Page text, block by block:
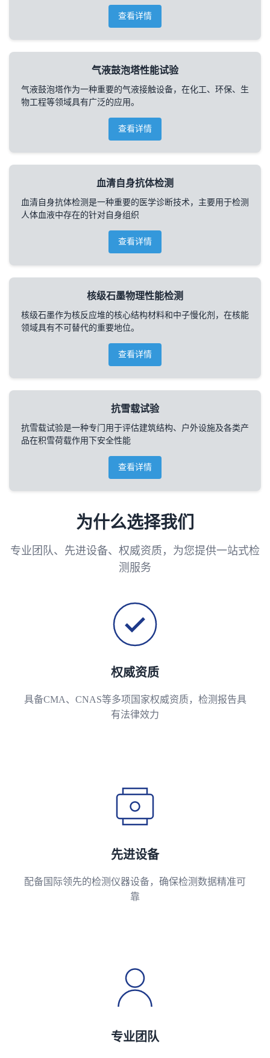
查看详情
气液鼓泡塔性能试验
气液鼓泡塔作为一种重要的气液接触设备，在化工、环保、生
物工程等领域具有广泛的应用。
查看详情
血清自身抗体检测
血清自身抗体检测是一种重要的医学诊断技术，主要用于检测
人体血液中存在的针对自身组织
查看详情
核级石墨物理性能检测
核级石墨作为核反应堆的核心结构材料和中子慢化剂，在核能
领域具有不可替代的重要地位。
查看详情
抗雪载试验
抗雪载试验是一种专门用于评估建筑结构、户外设施及各类产
品在积雪荷载作用下安全性能
查看详情
为什么选择我们
专业团队、先进设备、权威资质，为您提供一站式检
测服务
权威资质
具备CMA、CNAS等多项国家权威资质，检测报告具
有法律效力
先进设备
配备国际领先的检测仪器设备，确保检测数据精准可
靠
专业团队